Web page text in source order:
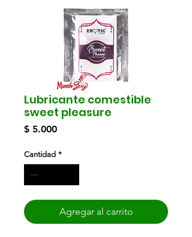
Lubricante comestible
sweet pleasure
$ 5.000Precio
Cantidad *
Agregar al carrito